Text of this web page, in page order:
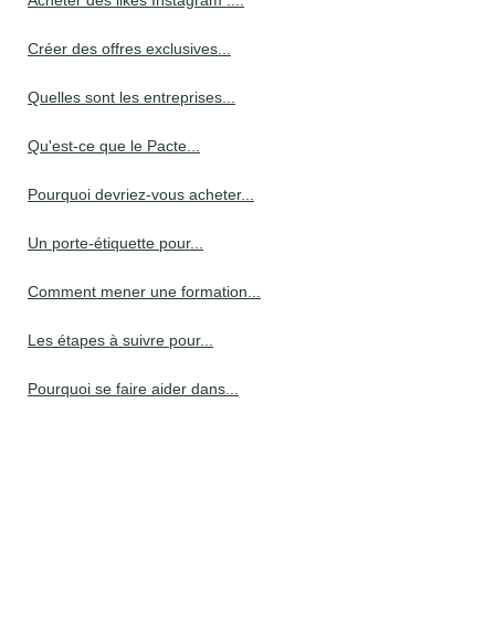
Créer des offres exclusives...
Quelles sont les entreprises...
Qu'est-ce que le Pacte...
Pourquoi devriez-vous acheter...
Un porte-étiquette pour...
Comment mener une formation...
Les étapes à suivre pour...
Pourquoi se faire aider dans...